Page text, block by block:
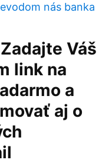
nás banka
Váš
link na
a
aj o